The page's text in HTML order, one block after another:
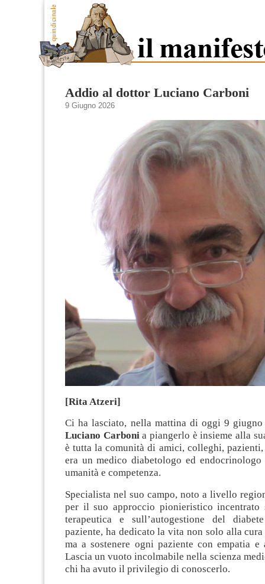
Addio al dottor Luciano Carboni
9 Giugno 2026
[Rita Atzeri]
Ci ha lasciato, nella mattina di oggi 9
Luciano Carbonia piangerlo è insieme alla
è tutta la comunità di amici, colleghi, pazienti,
era un medico diabetologo ed
umanità e competenza.
Specialista nel suo campo, noto a livello
per il suo approccio pionieristico incentrato
terapeutica e sull’autogestione del
paziente, ha dedicato la vita non solo alla
ma a sostenere ogni paziente con empatia e
Lascia un vuoto incolmabile nella scienza
chi ha avuto il privilegio di conoscerlo.